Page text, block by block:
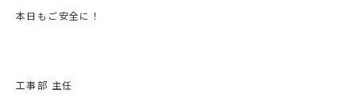
本日もご安全に！
工事部 主任